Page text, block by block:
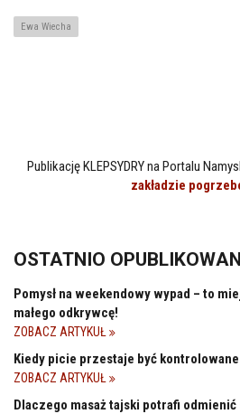
Ewa Wiecha
Publikację KLEPSYDRY na Portalu
zakładzie
OSTATNIO
Pomysł na weekendowy wypad – to
małego odkrywcę!
ZOBACZ ARTYKUŁ
Kiedy picie przestaje być kontrolowane
ZOBACZ ARTYKUŁ
Dlaczego masaż tajski potrafi